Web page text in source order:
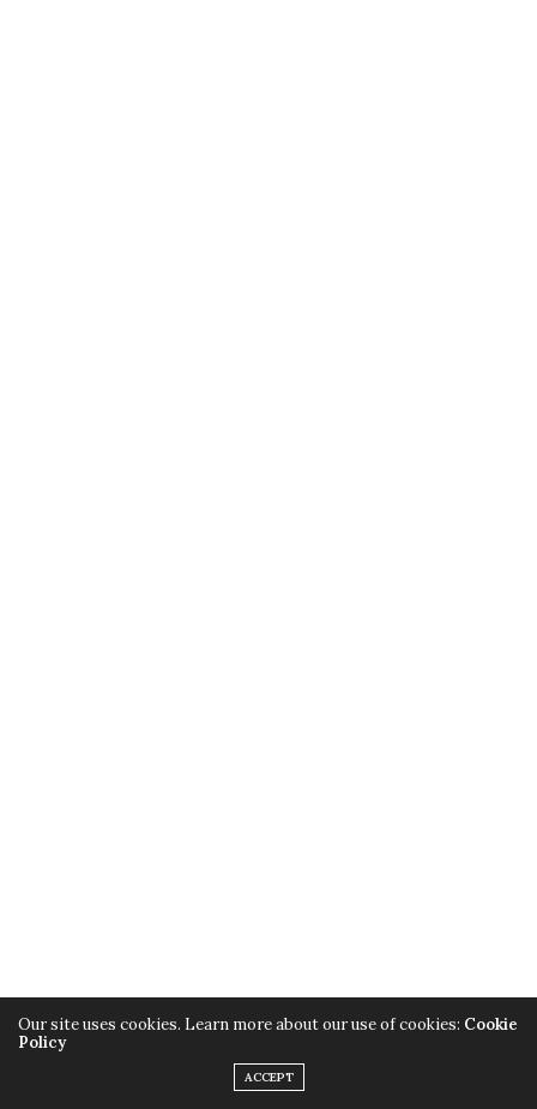
Our site uses cookies. Learn more about our use of cookies: Cookie
Policy
ACCEPT